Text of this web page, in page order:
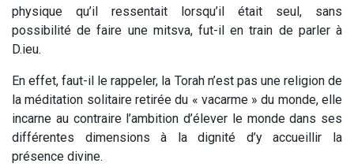
physique qu’il ressentait lorsqu’il était seul, sans
possibilité de faire une mitsva, fut-il en train de parler à
D.ieu.
En effet, faut-il le rappeler, la Torah n’est pas une religion de
la méditation solitaire retirée du « vacarme » du monde, elle
incarne au contraire l’ambition d’élever le monde dans ses
différentes dimensions à la dignité d’y accueillir la
présence divine.